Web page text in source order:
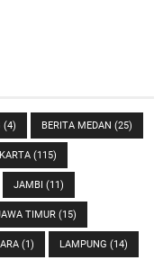
(4) BERITA MEDAN (25)
(115)
JAMBI (11)
TIMUR (15)
(1) LAMPUNG (14)